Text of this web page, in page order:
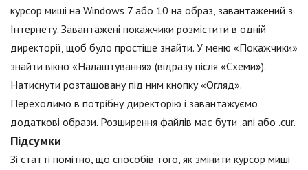
курсор миші на Windows 7 або 10 на образ, завантажений з
Інтернету. Завантажені покажчики розмістити в одній
директорії, щоб було простіше знайти. У меню «Покажчики»
знайти вікно «Налаштування» (відразу після «Схеми»).
Натиснути розташовану під ним кнопку «Огляд».
Переходимо в потрібну директорію і завантажуємо
додаткові образи. Розширення файлів має бути .ani або .cur.
Підсумки
Зі статті помітно, що способів того, як змінити курсор миші